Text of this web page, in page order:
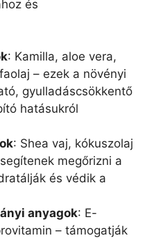
és
: Kamilla, aloe vera,
– ezek a növényi
gyulladáscsökkentő
hatásukról
: Shea vaj, kókuszolaj
megőrizni a
és védik a
anyagok: E-
– támogatják